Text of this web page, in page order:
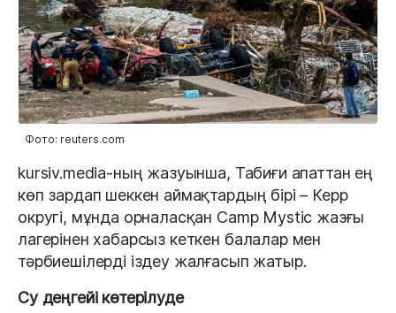
Фото: reuters.com
kursiv.media-ның жазуынша, Табиғи апаттан ең
көп зардап шеккен аймақтардың бірі – Керр
округі, мұнда орналасқан Camp Mystic жазғы
лагерінен хабарсыз кеткен балалар мен
тәрбиешілерді іздеу жалғасып жатыр.
Су деңгейі көтерілуде